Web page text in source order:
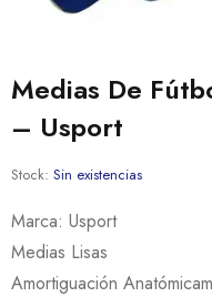
Medias De
– Usport
Stock: Sin existencias
Marca: Usport
Medias Lisas
Amortiguación